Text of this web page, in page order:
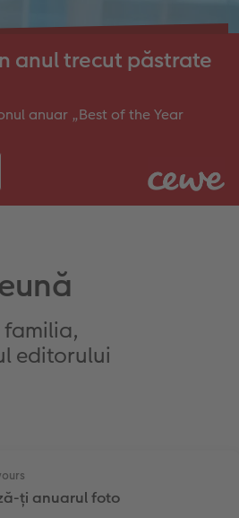
anul trecut păstrate
anuar „Best of the Year
familia,
editorului
ți anuarul foto